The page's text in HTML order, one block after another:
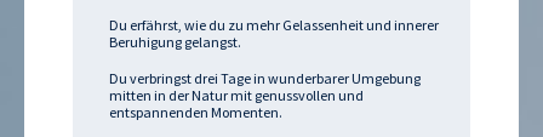
Du erfährst, wie du zu mehr Gelassenheit und innerer
Beruhigung gelangst.
Du verbringst drei Tage in wunderbarer Umgebung
mitten in der Natur mit genussvollen und
entspannenden Momenten.